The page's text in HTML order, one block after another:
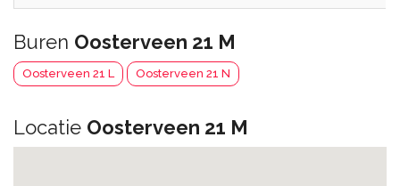
Buren Oosterveen 21 M
Oosterveen 21 L Oosterveen 21 N
Locatie Oosterveen 21 M